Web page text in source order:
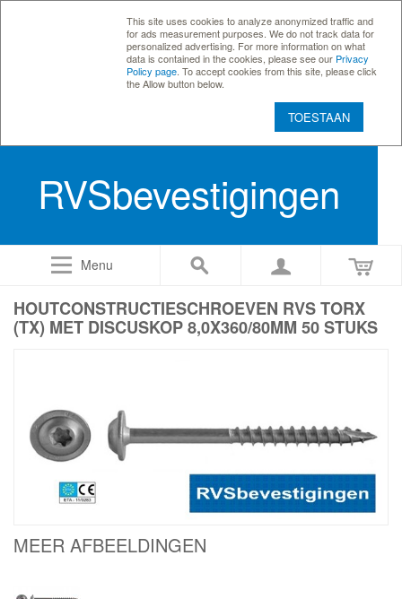
This site uses cookies to analyze anonymized traffic and
for ads measurement purposes. We do not track data for
personalized advertising. For more information on what
data is contained in the cookies, please see our Privacy
Policy page . To accept cookies from this site, please click
the Allow button below.
TOESTAAN
RVSbevestigingen
Menu
HOUTCONSTRUCTIESCHROEVEN RVS TORX
(TX) MET DISCUSKOP 8,0X360/80MM 50 STUKS
MEER AFBEELDINGEN